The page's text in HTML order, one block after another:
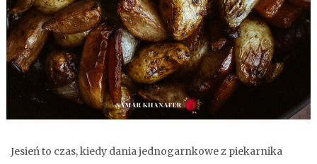
Jesień to czas, kiedy dania jednogarnkowe z piekarnika